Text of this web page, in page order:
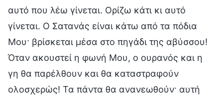
αυτό που λέω γίνεται. Ορίζω κάτι κι αυτό
γίνεται. Ο Σατανάς είναι κάτω από τα πόδια
Μου· βρίσκεται μέσα στο πηγάδι της αβύσσου!
Όταν ακουστεί η φωνή Μου, ο ουρανός και η
γη θα παρέλθουν και θα καταστραφούν
ολοσχερώς! Τα πάντα θα ανανεωθούν· αυτή